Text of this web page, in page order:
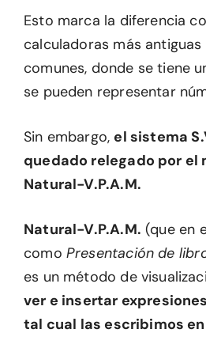
Esto marca la diferencia
calculadoras más
comunes, donde se tiene
se pueden representar
Sin embargo, el sistema
quedado relegado por el
Natural-V.P.A.M.
Natural-V.P.A.M. (que en
como Presentación de
es un método de
ver e insertar
tal cual las escribimos